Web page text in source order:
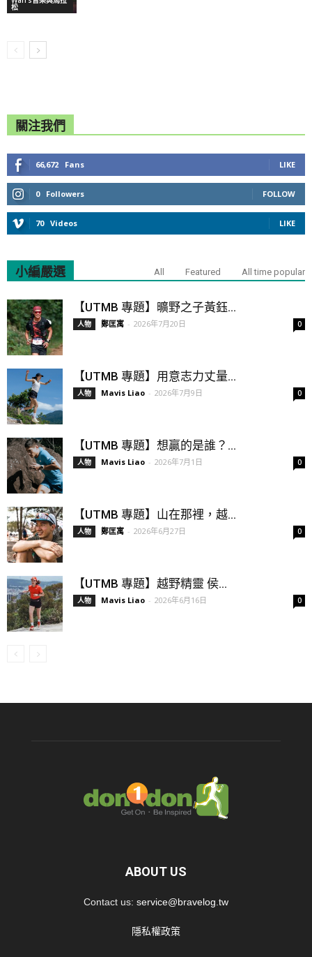
松
關注我們
66,672 Fans LIKE
0 Followers FOLLOW
70 Videos LIKE
小編嚴選 All Featured All time popular
【UTMB 專題】曠野之子黃鈺...
人物 鄭匡寓 - 2026年7月20日 0
【UTMB 專題】用意志力丈量...
人物 Mavis Liao - 2026年7月9日 0
【UTMB 專題】想贏的是誰？...
人物 Mavis Liao - 2026年7月1日 0
【UTMB 專題】山在那裡，越...
人物 鄭匡寓 - 2026年6月27日 0
【UTMB 專題】越野精靈 侯...
人物 Mavis Liao - 2026年6月16日 0
ABOUT US
Contact us: service@bravelog.tw
隱私權政策